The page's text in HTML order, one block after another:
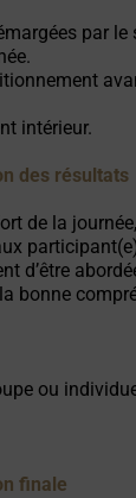
par
intérieur.
des résultats
de la
d’être
bonne
ou
finale